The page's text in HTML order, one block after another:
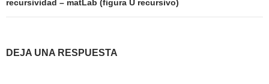
recursividad – matLab (figura U recursivo)
DEJA UNA RESPUESTA